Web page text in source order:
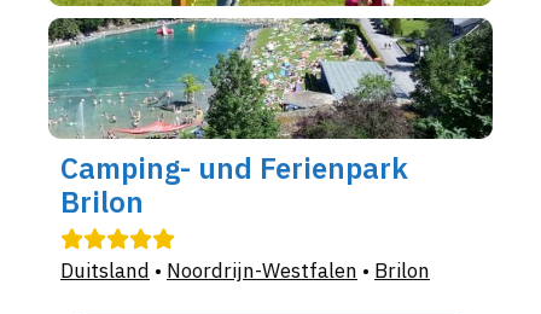
Camping- und Ferienpark
Brilon
Duitsland • Noordrijn-Westfalen • Brilon